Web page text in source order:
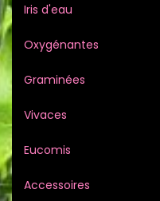
Iris d'eau
Oxygénantes
Graminées
Vivaces
Eucomis
Accessoires